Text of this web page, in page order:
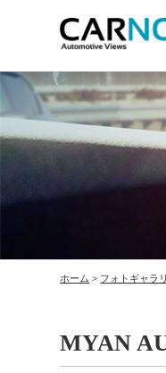
ホーム > フォトギャラ
MYAN